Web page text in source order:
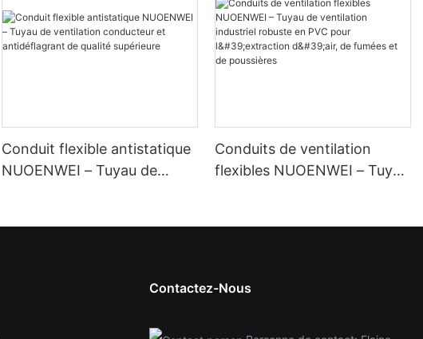
Conduit flexible antistatique
NUOENWEI – Tuyau de
Conduits de ventilation
flexibles NUOENWEI – Tuyau
Contactez-Nous